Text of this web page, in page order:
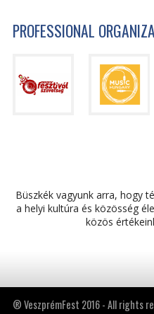
PROFESSIONAL
Büszkék vagyunk arra, hogy
a helyi kultúra és közösség
közös
® VeszprémFest 2016 - All rights